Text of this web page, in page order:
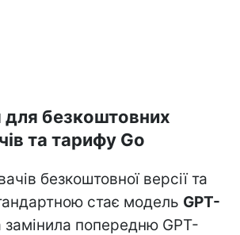
для безкоштовних
та тарифу Go
безкоштовної версії та
стає модель GPT-
замінила попередню GPT-